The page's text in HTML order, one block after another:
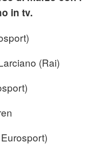
in tv.
(Rai)